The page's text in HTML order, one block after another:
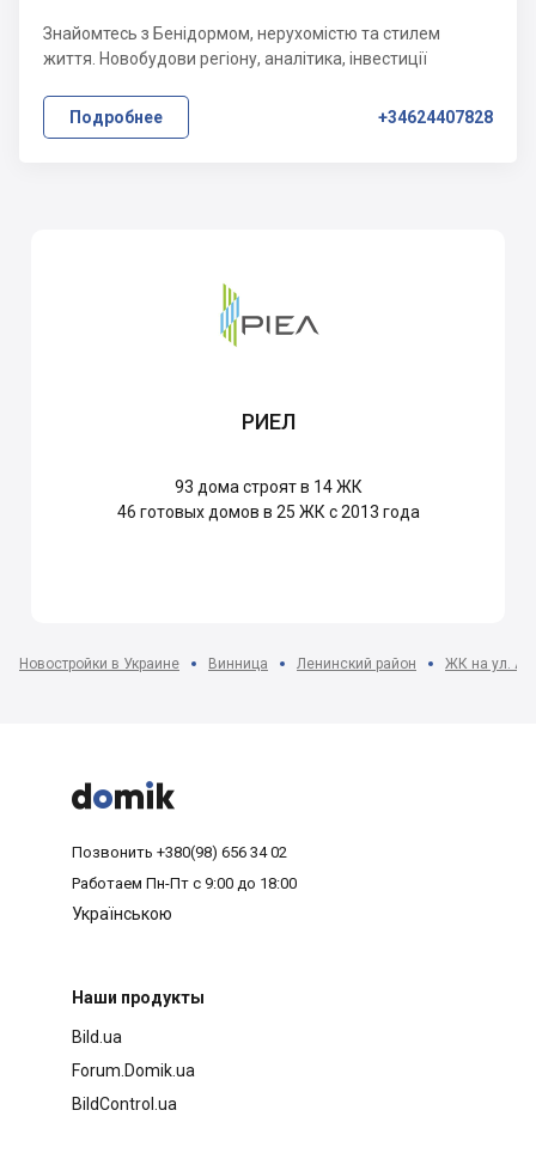
Знайомтесь з Бенідормом, нерухомістю та стилем
життя. Новобудови регіону, аналітика, інвестиції
Подробнее +34624407828
РИЕЛ
93 дома строят в 14 ЖК
46 готовых домов в 25 ЖК с 2013 года
Новостройки в Украине Винница Ленинский район ЖК на ул.



Позвонить +380(98) 656 34 02
Работаем Пн-Пт с 9:00 до 18:00
Українською
Наши продукты
Bild.ua
Forum.Domik.ua
BildControl.ua